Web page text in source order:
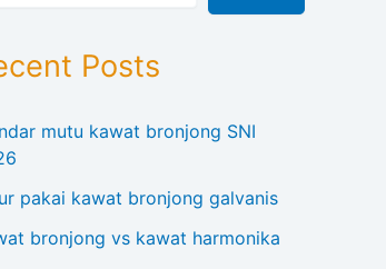
Posts
mutu kawat bronjong SNI
pakai kawat bronjong galvanis
bronjong vs kawat harmonika